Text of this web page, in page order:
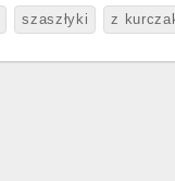
szaszłyki z